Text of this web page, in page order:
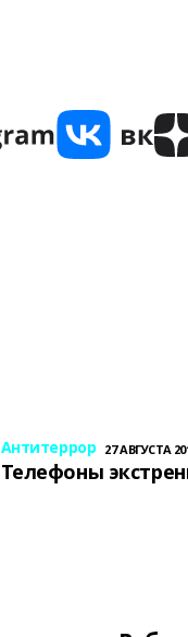
Антитеррор 27 АВГУСТА
Телефоны